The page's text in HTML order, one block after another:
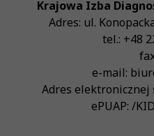
Krajowa Izba
Adres: ul.
tel.: +48
e-mail:
Adres elektronicznej
ePUAP: /